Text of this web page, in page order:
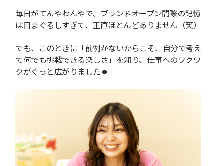
毎日がてんやわんやで、ブランドオープン間際の記憶
は目まぐるしすぎて、正直ほとんどありません（笑）
でも、このときに「前例がないからこそ、自分で考え
て何でも挑戦できる楽しさ」を知り、仕事へのワクワ
クがぐっと広がりました🍀